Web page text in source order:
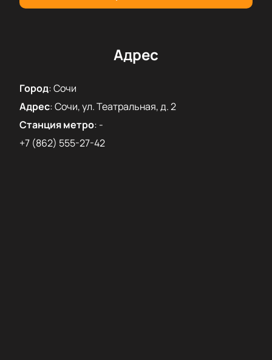
впечатления от встречи с прекрасной музыкой.
Адрес
Город:Сочи
Адрес:Сочи, ул. Театральная, д. 2
Станция метро: -
+7 (862) 555-27-42